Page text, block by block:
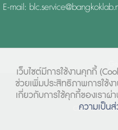
E-mail:
COPYRIGHT 2015
เว็บไซต์มีการใช้งานคุกกี้
ช่วยเพิ่มประสิทธิภาพการใช้ง
เกี่ยวกับการใช้คุกกี้ของเราผ่
ความเป็น